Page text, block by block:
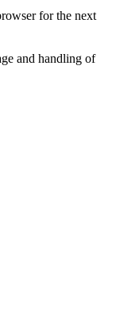
for the next
and handling of